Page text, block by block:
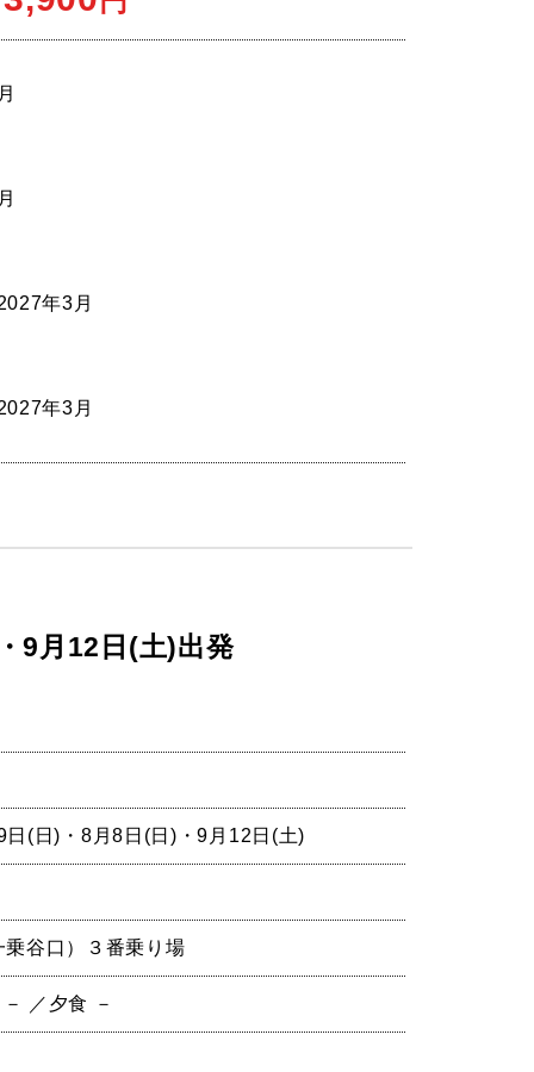
年3月
年3月
9月12日(土)出発
(日)・8月8日(日)・9月12日(土)
谷口）３番乗り場
／夕食 －